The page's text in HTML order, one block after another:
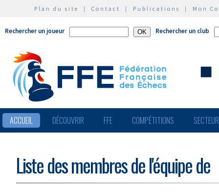
Plan du site | Contact | Publications | Mon
Rechercher un joueur Rechercher un club
ACCUEIL DÉCOUVRIR FFE COMPÉTITIONS
Liste des membres de l'équipe de